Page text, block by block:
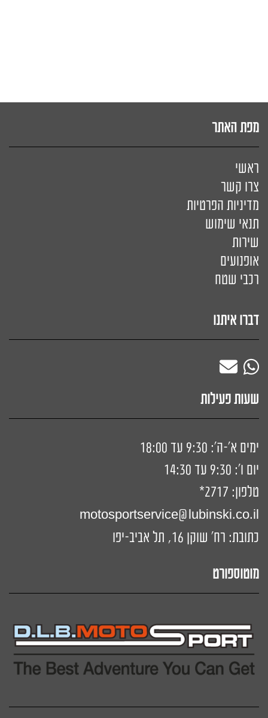
מפת האתר
ראשי
צרו קשר
מדיניות הפרטיות
תנאי שימוש
שירות
אופנועים
רכבי שטח
דברו איתנו
שעות פעילות
ימים א'-ה': 9:30 עד 18:00
יום ו': 9:30 עד 14:30
טלפון: 2717*
motosportservice@lubinski.co.il
כתובת: רח' שוקן 16, תל אביב-יפו
מוטוספורט